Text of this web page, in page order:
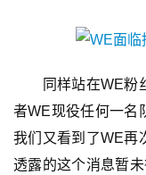
第
十
三
届
同样站在WE粉丝
者WE现役任何一名
我们又看到了WE再
透露的这个消息暂